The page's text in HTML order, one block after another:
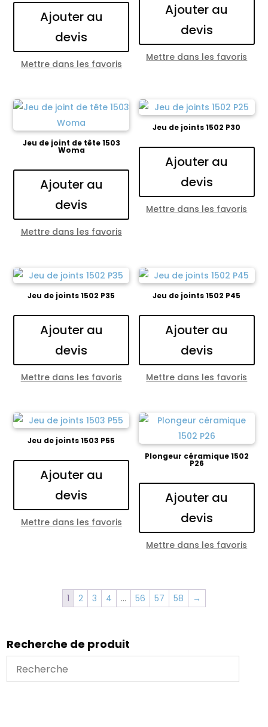
Ajouter au
devis
Mettre dans les favoris
Ajouter au
devis
Mettre dans les favoris
Jeu de joint de tête 1503
Woma
Ajouter au
devis
Mettre dans les favoris
Jeu de joints 1502 P30
Ajouter au
devis
Mettre dans les favoris
Jeu de joints 1502 P35
Ajouter au
devis
Mettre dans les favoris
Jeu de joints 1502 P45
Ajouter au
devis
Mettre dans les favoris
Jeu de joints 1503 P55
Ajouter au
devis
Mettre dans les favoris
Plongeur céramique 1502
P26
Ajouter au
devis
Mettre dans les favoris
1 2 3 4 … 56 57 58 →
Recherche de produit